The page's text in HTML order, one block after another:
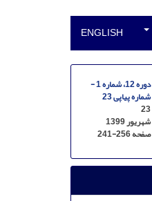
ENGLISH
دوره 12، شماره 1 -
شماره پیاپی 23
23
شهریور 1399
صفحه241-256